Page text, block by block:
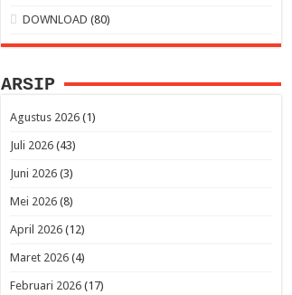
DOWNLOAD (80)
ARSIP
Agustus 2026(1)
Juli 2026(43)
Juni 2026(3)
Mei 2026(8)
April 2026(12)
Maret 2026(4)
Februari 2026(17)